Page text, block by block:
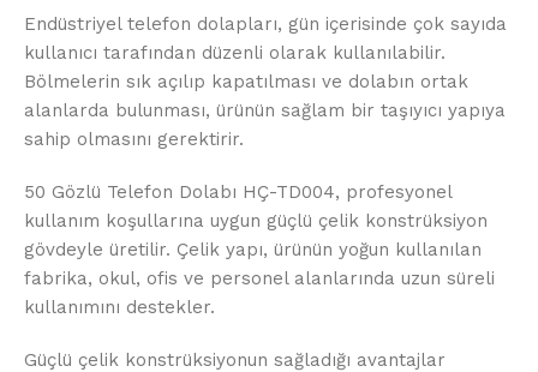
Endüstriyel telefon dolapları, gün içerisinde çok sayıda
kullanıcı tarafından düzenli olarak kullanılabilir.
Bölmelerin sık açılıp kapatılması ve dolabın ortak
alanlarda bulunması, ürünün sağlam bir taşıyıcı yapıya
sahip olmasını gerektirir.
50 Gözlü Telefon Dolabı HÇ-TD004, profesyonel
kullanım koşullarına uygun güçlü çelik konstrüksiyon
gövdeyle üretilir. Çelik yapı, ürünün yoğun kullanılan
fabrika, okul, ofis ve personel alanlarında uzun süreli
kullanımını destekler.
Güçlü çelik konstrüksiyonun sağladığı avantajlar